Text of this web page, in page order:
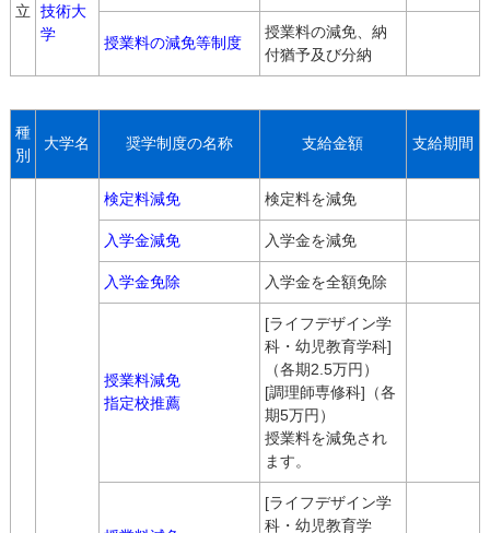
立
技術大
学
授業料の減免等制度
授業料の減免、納
付猶予及び分納
種
別
大学名 奨学制度の名称 支給金額 支給期間
検定料減免 検定料を減免
入学金減免 入学金を減免
入学金免除 入学金を全額免除
授業料減免
指定校推薦
[ライフデザイン学
科・幼児教育学科]
（各期2.5万円）
[調理師専修科]（各
期5万円）
授業料を減免され
ます。
[ライフデザイン学
科・幼児教育学